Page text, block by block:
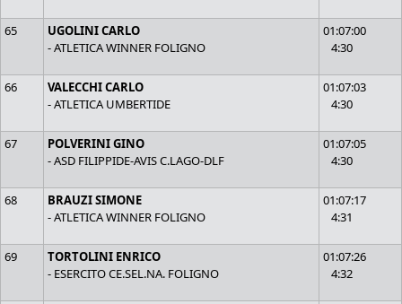
65
UGOLINI CARLO
- ATLETICA WINNER FOLIGNO
01:07:00
4:30
66
VALECCHI CARLO
- ATLETICA UMBERTIDE
01:07:03
4:30
67
POLVERINI GINO
- ASD FILIPPIDE-AVIS C.LAGO-DLF
01:07:05
4:30
68
BRAUZI SIMONE
- ATLETICA WINNER FOLIGNO
01:07:17
4:31
69
TORTOLINI ENRICO
- ESERCITO CE.SEL.NA. FOLIGNO
01:07:26
4:32